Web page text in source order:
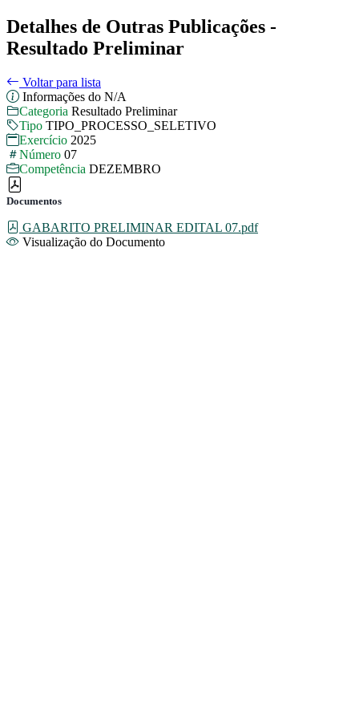
Detalhes de Outras Publicações -
Resultado Preliminar
Voltar para lista
Informações do N/A
Categoria Resultado Preliminar
Tipo TIPO_PROCESSO_SELETIVO
Exercício 2025
Número 07
Competência DEZEMBRO
Documentos
GABARITO PRELIMINAR EDITAL 07.pdf
Visualização do Documento